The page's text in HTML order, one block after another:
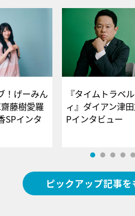
！げーみん
藤樹愛羅
SPインタ
『タイムトラベ
ィ』ダイアン津
Pインタビ
ピックアップ記事を